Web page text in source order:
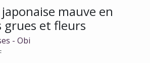
mauve en
et fleurs
- Obi